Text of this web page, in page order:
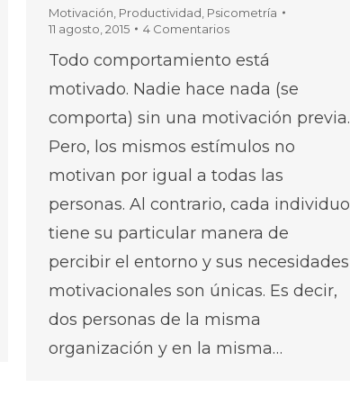
Motivación, Productividad, Psicometría
11 agosto, 2015
4 Comentarios
Todo comportamiento está
motivado. Nadie hace nada (se
comporta) sin una motivación previa.
Pero, los mismos estímulos no
motivan por igual a todas las
personas. Al contrario, cada individuo
tiene su particular manera de
percibir el entorno y sus necesidades
motivacionales son únicas. Es decir,
dos personas de la misma
organización y en la misma…